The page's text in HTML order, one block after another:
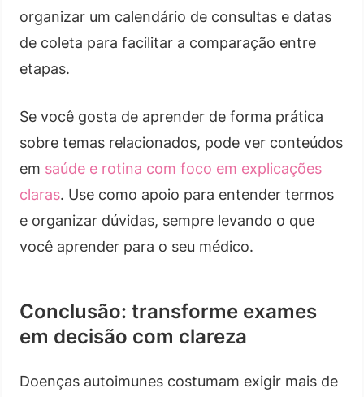
organizar um calendário de consultas e datas
de coleta para facilitar a comparação entre
etapas.
Se você gosta de aprender de forma prática
sobre temas relacionados, pode ver conteúdos
em saúde e rotina com foco em explicações
claras. Use como apoio para entender termos
e organizar dúvidas, sempre levando o que
você aprender para o seu médico.
Conclusão: transforme exames
em decisão com clareza
Doenças autoimunes costumam exigir mais de